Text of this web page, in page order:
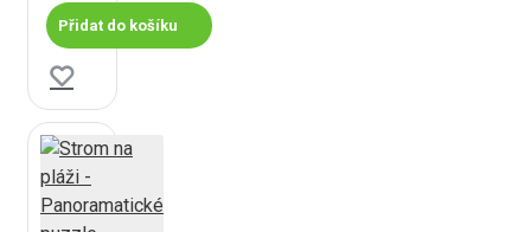
Přidat do košíku